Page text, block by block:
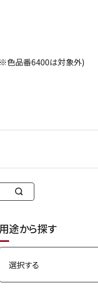
色品番6400は対象外)
検
す
用途から探す